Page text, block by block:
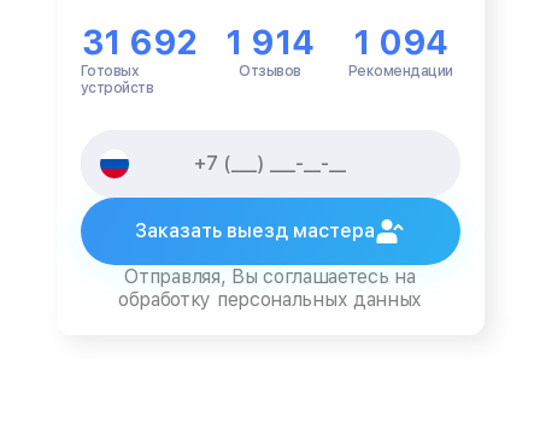
31 692
Готовых
устройств
1 914
Отзывов
1 094
Рекомендации
Заказать выезд мастера
Отправляя, Вы соглашаетесь на
обработку персональных данных